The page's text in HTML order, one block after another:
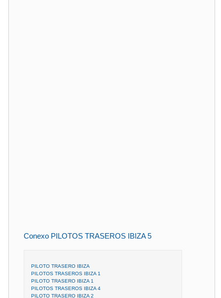
Conexo PILOTOS TRASEROS IBIZA 5
PILOTO TRASERO IBIZA
PILOTOS TRASEROS IBIZA 1
PILOTO TRASERO IBIZA 1
PILOTOS TRASEROS IBIZA 4
PILOTO TRASERO IBIZA 2